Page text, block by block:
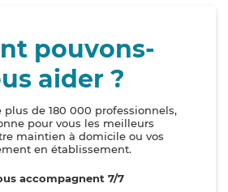
pouvons-
aider ?
plus de 180 000 professionnels,
pour vous les meilleurs
maintien à domicile ou vos
en établissement.
accompagnent 7/7